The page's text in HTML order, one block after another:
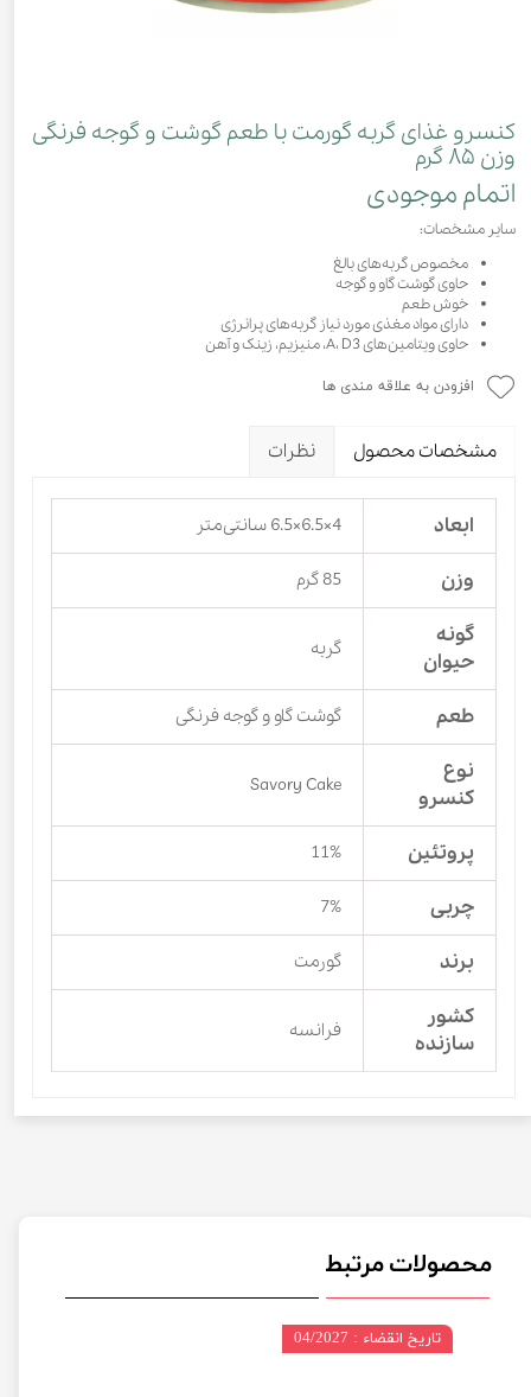
کنسرو غذای گربه گورمت با طعم گوشت و گوجه فرنگی
وزن ۸۵ گرم
اتمام موجودی
سایر مشخصات:
مخصوص گربه‌های بالغ
حاوی گوشت گاو و گوجه
خوش طعم
دارای مواد مغذی مورد نیاز گربه‌های پرانرژی
حاوی ویتامین‌های A، D3، منیزیم، زینک و آهن
افزودن به علاقه مندی ها
مشخصات محصول نظرات
ابعاد 4×6.5×6.5 سانتی‌متر
وزن 85 گرم
گونه
حیوان
گربه
طعم گوشت گاو و گوجه فرنگی
نوع
کنسرو
Savory Cake
پروتئین 11%
چربی 7%
برند گورمت
کشور
سازنده
فرانسه
محصولات مرتبط
تاریخ انقضاء : 04/2027